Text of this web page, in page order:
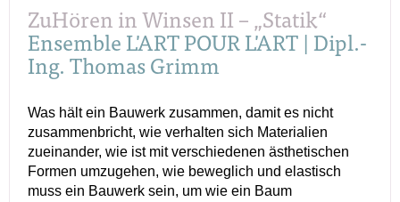
ZuHören in Winsen II – „Statik“
Ensemble L'ART POUR L'ART | Dipl.-
Ing. Thomas Grimm
Was hält ein Bauwerk zusammen, damit es nicht
zusammenbricht, wie verhalten sich Materialien
zueinander, wie ist mit verschiedenen ästhetischen
Formen umzugehen, wie beweglich und elastisch
muss ein Bauwerk sein, um wie ein Baum